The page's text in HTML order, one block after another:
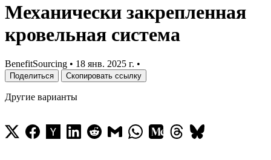
Механически закрепленная
кровельная система
BenefitSourcing • 18 янв. 2025 г. •
Поделиться Скопировать ссылку
Другие варианты